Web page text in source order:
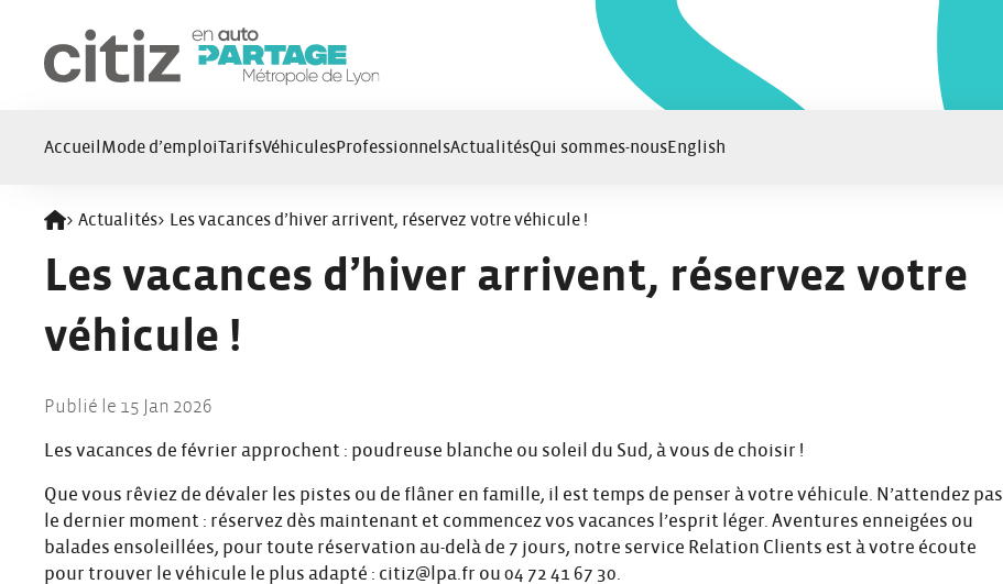
Accueil Mode d’emploiTarifsVéhiculesProfessionnelsActualitésQui sommes-nousEnglish
Retour à l'accueil
> Actualités> Les vacances d’hiver arrivent, réservez votre véhicule !
Les vacances d’hiver arrivent, réservez votre
véhicule !
Publié le 15 Jan 2026
Les vacances de février approchent : poudreuse blanche ou soleil du Sud, à vous de choisir !
Que vous rêviez de dévaler les pistes ou de flâner en famille, il est temps de penser à votre véhicule. N’attendez pas
le dernier moment : réservez dès maintenant et commencez vos vacances l’esprit léger. Aventures enneigées ou
balades ensoleillées, pour toute réservation au-delà de 7 jours, notre service Relation Clients est à votre écoute
pour trouver le véhicule le plus adapté : citiz@lpa.fr ou 04 72 41 67 30.